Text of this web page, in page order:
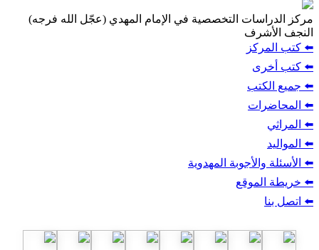
التخصصية في الإمام المهدي (عجّل الله فرجه)
المهدوية